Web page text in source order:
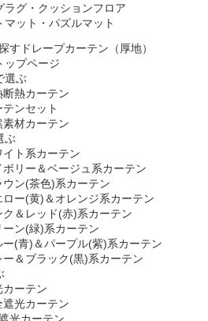
ラグ・クッションフロア
マット・パズルマット
ドレープカーテン（厚地）
ップページ
選ぶ
断熱カーテン
テンセット
素材カーテン
ぶ
イト系カーテン
ボリー＆ベージュ系カーテン
ウン(茶色)系カーテン
ロー(黄)＆オレンジ系カーテン
ク＆レッド(赤)系カーテン
ーン(緑)系カーテン
ー(青)＆パープル(紫)系カーテン
ー＆ブラック(黒)系カーテン
カーテン
遮光カーテン
光カーテン